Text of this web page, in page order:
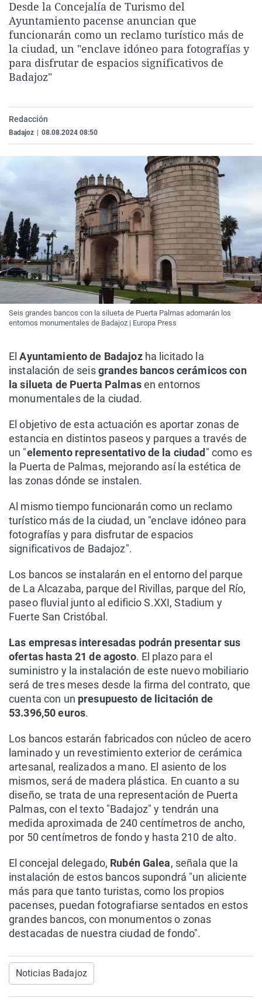
La rosa de los vientos
Gente viajera
Como el perro y el
Caso
Retornados
Equipo de
Extremadura
Galicia
La Rioja
Virales
Televisión
Elecciones
Desde la Concejalía de Turismo del
Ayuntamiento pacense anuncian que
funcionarán como un reclamo turístico más de
la ciudad, un "enclave idóneo para fotografías y
para disfrutar de espacios significativos de
Badajoz"
Redacción
Badajoz 08.08.2024 08:50
Seis grandes bancos con la silueta de Puerta Palmas adornarán los
entornos monumentales de Badajoz | Europa Press
ElAyuntamiento de Badajozha licitado la
instalación de seisgrandes bancos cerámicos con
la silueta de Puerta Palmasen entornos
monumentales de la ciudad.
El objetivo de esta actuación es aportar zonas de
estancia en distintos paseos y parques a través de
un "elemento representativo de la ciudad " como es
la Puerta de Palmas, mejorando así la estética de
las zonas dónde se instalen.
Al mismo tiempo funcionarán como un reclamo
turístico más de la ciudad, un "enclave idóneo para
fotografías y para disfrutar de espacios
significativos de Badajoz".
Los bancos se instalarán en el entorno del parque
de La Alcazaba, parque del Rivillas, parque del Río,
paseo fluvial junto al edificio S.XXI, Stadium y
Fuerte San Cristóbal.
Las empresas interesadas podrán presentar sus
ofertas hasta 21 de agosto. El plazo para el
suministro y la instalación de este nuevo mobiliario
será de tres meses desde la firma del contrato, que
cuenta con un presupuesto de licitación de
53.396,50 euros.
Los bancos estarán fabricados con núcleo de acero
laminado y un revestimiento exterior de cerámica
artesanal, realizados a mano. El asiento de los
mismos, será de madera plástica. En cuanto a su
diseño, se trata de una representación de Puerta
Palmas, con el texto "Badajoz" y tendrán una
medida aproximada de 240 centímetros de ancho,
por 50 centímetros de fondo y hasta 210 de alto.
El concejal delegado, Rubén Galea, señala que la
instalación de estos bancos supondrá "un aliciente
más para que tanto turistas, como los propios
pacenses, puedan fotografiarse sentados en estos
grandes bancos, con monumentos o zonas
destacadas de nuestra ciudad de fondo".
Noticias Badajoz